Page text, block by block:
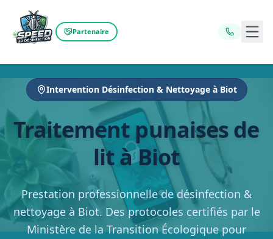
Partenaire
Intervention Désinfection & Nettoyage à Biot
Traitement punaises de
lit à Biot
Prestation professionnelle de désinfection &
nettoyage à Biot. Des protocoles certifiés par le
Ministère de la Transition Écologique pour